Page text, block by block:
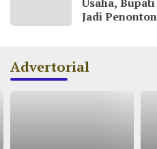
Jadi Penonton
Advertorial